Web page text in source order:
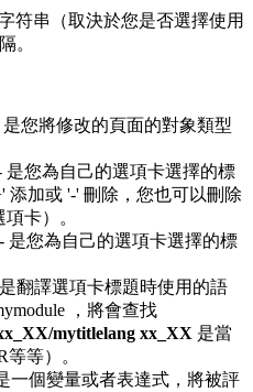
符串（取決於您是否選擇使用
。
是您將修改的頁面的對象類型
是您為自己的選項卡選擇的標
添加或 '-' 刪除，您也可以刪除
卡）。
是您為自己的選項卡選擇的標
翻譯選項卡標題時使用的語
，將會查找
mytitlelang xx_XX 是當
等）。
一個變量或者表達式，將被評